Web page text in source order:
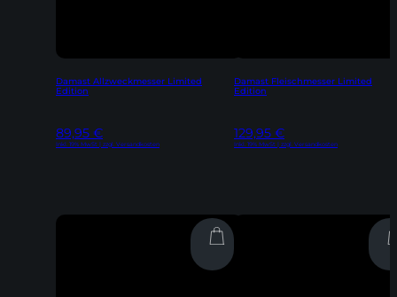
Damast Allzweckmesser Limited
Edition
89,95 €
Inkl. 19% MwSt | zzgl. Versandkosten
Damast Fleischmesser Limited
Edition
129,95 €
Inkl. 19% MwSt | zzgl. Versandkosten